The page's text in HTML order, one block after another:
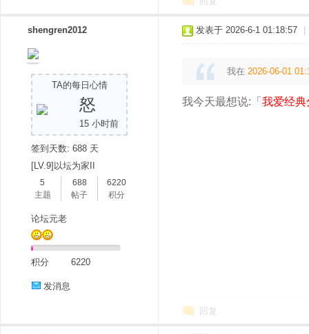
shengren2012
TA的每日心情
怒
15 小时前
签到天数: 688 天
[LV.9]以坛为家II
5
主题
688
帖子
6220
积分
论坛元老
积分 6220
发消息
发表于 2026-6-1 01:18:57
我在 2026-06-01
我今天最想说:「 我爱经典
回复